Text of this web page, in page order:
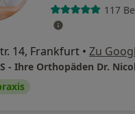
117
14, Frankfurt • Zu